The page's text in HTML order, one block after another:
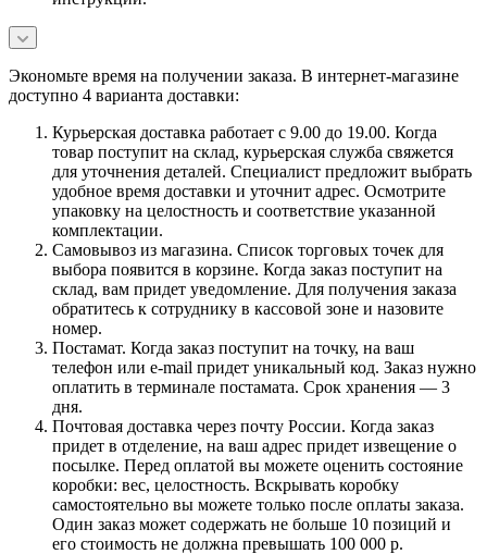
Экономьте время на получении заказа. В интернет-магазине
доступно 4 варианта доставки:
Курьерская доставка работает с 9.00 до 19.00. Когда
товар поступит на склад, курьерская служба свяжется
для уточнения деталей. Специалист предложит выбрать
удобное время доставки и уточнит адрес. Осмотрите
упаковку на целостность и соответствие указанной
комплектации.
Самовывоз из магазина. Список торговых точек для
выбора появится в корзине. Когда заказ поступит на
склад, вам придет уведомление. Для получения заказа
обратитесь к сотруднику в кассовой зоне и назовите
номер.
Постамат. Когда заказ поступит на точку, на ваш
телефон или e-mail придет уникальный код. Заказ нужно
оплатить в терминале постамата. Срок хранения — 3
дня.
Почтовая доставка через почту России. Когда заказ
придет в отделение, на ваш адрес придет извещение о
посылке. Перед оплатой вы можете оценить состояние
коробки: вес, целостность. Вскрывать коробку
самостоятельно вы можете только после оплаты заказа.
Один заказ может содержать не больше 10 позиций и
его стоимость не должна превышать 100 000 р.